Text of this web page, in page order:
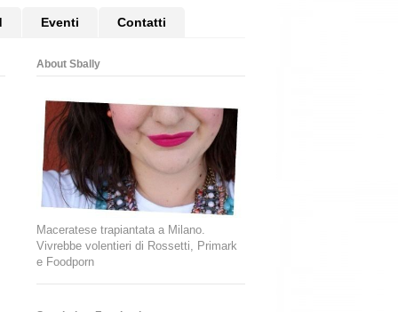
Eventi Contatti
About Sbally
Maceratese trapiantata a Milano.
Vivrebbe volentieri di Rossetti, Primark
e Foodporn